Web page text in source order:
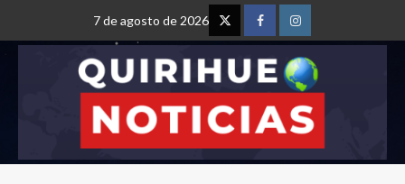
7 de agosto de 2026